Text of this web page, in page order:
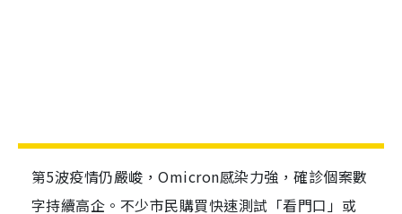
第5波疫情仍嚴峻，Omicron感染力強，確診個案數
字持續高企。不少市民購買快速測試「看門口」或